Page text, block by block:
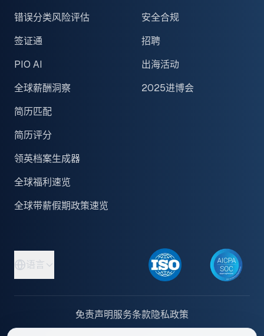
错误分类风险评估
签证通
PIO AI
全球薪酬洞察
简历匹配
简历评分
领英档案生成器
全球福利速览
全球带薪假期政策速览
安全合规
招聘
出海活动
2025进博会
语言
免责声明服务条款隐私政策